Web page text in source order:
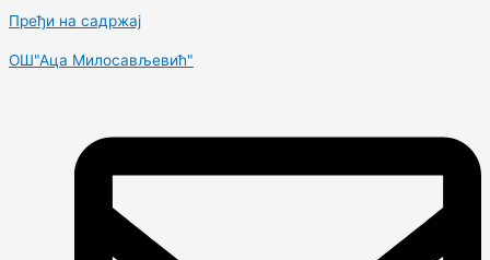
Пређи на садржај
OШ"Аца Милосављевић"